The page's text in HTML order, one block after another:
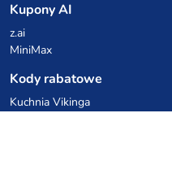
Kupony AI
z.ai
MiniMax
Kody rabatowe
Kuchnia Vikinga